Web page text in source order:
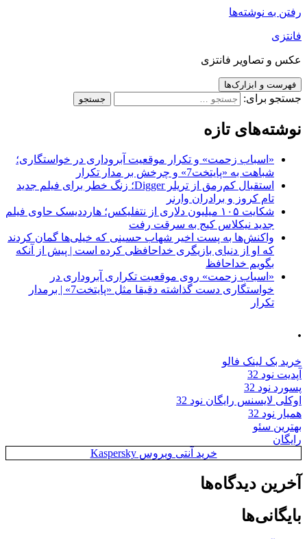
رفتن به نوشته‌ها
فانتزی
عکس و تصاویر فانتزی
فهرست و ابزارک‌ها
جستجو برای:
نوشته‌های تازه
«اسباب زحمت» و تکرار موقعیت آبروداری در خواستگاری؛
شباهت به «پایتخت7» و چرخش بر مدار تکرار
استقبال کم‌رمق از تریلر Digger؛ زنگ خطر برای فیلم جدید
تام کروز و برادران وارنر
شکایت ۱۰۵ میلیون دلاری از نتفلیکس؛ هارددیسک حاوی فیلم
جدید نیکلاس کیج به سرقت رفت
واکنش‌ها به پست اخیر شهاب حسینی که خیلی‌ها گمان کردند
که او از دنیای بازیگری خداحافظی کرده است | پیش از آنکه
بگویم خداحافظ
«اسباب زحمت» روی موقعیت تکراری آبروداری در
خواستگاری دست گذاشته دقیقا مثل «پایتخت7» | برمدار
تکرار
.
خرید بک لینک فالو
آپدیت نود 32
پسورد نود 32
اوکلی لایسنس رایگان نود 32
همیار نود 32
بهترین سئو
رایگان
خرید آنتی ویروس Kaspersky
آخرین دیدگاه‌ها
بایگانی‌ها